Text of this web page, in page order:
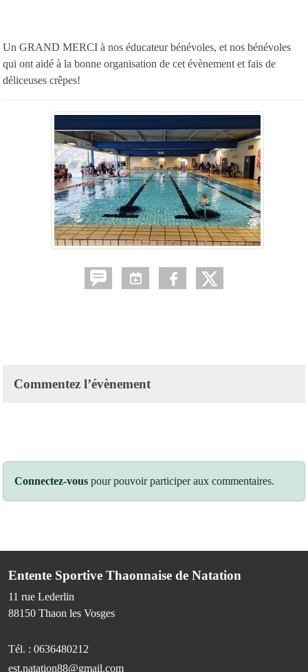
Un GRAND MERCI à nos éducateur bénévoles, et nos bénévoles
qui ont aidé à la bonne organisation de cet évènement et fais de
déliceuses crêpes!
Commentez l’évènement
Connectez-vous pour pouvoir participer aux commentaires.
Entente Sportive Thaonnaise de Natation
11 rue Lederlin
88150 Thaon les Vosges
Tél. : 0636480212
est.natation88@gmail.com